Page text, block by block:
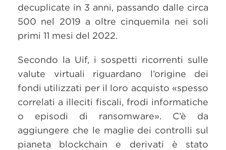
decuplicate in 3 anni, passando dalle circa
500 nel 2019 a oltre cinquemila nei soli
primi 11 mesi del 2022.
Secondo la Uif, i sospetti ricorrenti sulle
valute virtuali riguardano l’origine dei
fondi utilizzati per il loro acquisto «spesso
correlati a illeciti fiscali, frodi informatiche
o episodi di ransomware». C’è da
aggiungere che le maglie dei controlli sul
pianeta blockchain e derivati è stato